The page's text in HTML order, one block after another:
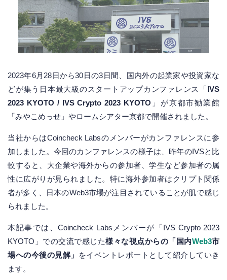
2023年6月28日から30日の3日間、国内外の起業家や投資家な
どが集う日本最大級のスタートアップカンファレンス「IVS
2023 KYOTO / IVS Crypto 2023 KYOTO 」が京都市勧業館
「みやこめっせ」やロームシアター京都で開催されました。
当社からはCoincheck Labsのメンバーがカンファレンスに参
加しました。今回のカンファレンスの様子は、昨年のIVSと比
較すると、大企業や海外からの参加者、学生など参加者の属
性に広がりが見られました。特に海外参加者はクリプト関係
者が多く、日本のWeb3市場が注目されていることが肌で感じ
られました。
本記事では、Coincheck Labsメンバーが「IVS Crypto 2023
KYOTO」での交流で感じた様々な視点からの「国内Web3市
場への今後の見解」
をイベントレポートとして紹介していき
ます。